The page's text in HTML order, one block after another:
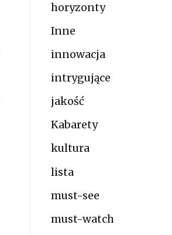
horyzonty
Inne
innowacja
intrygujące
jakość
Kabarety
kultura
lista
must-see
must-watch